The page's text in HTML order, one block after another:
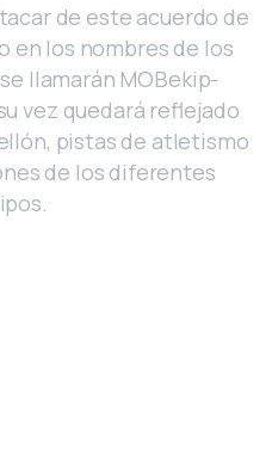
de este acuerdo de
en los nombres de los
llamarán MOBekip-
vez quedará reflejado
pistas de atletismo
de los diferentes